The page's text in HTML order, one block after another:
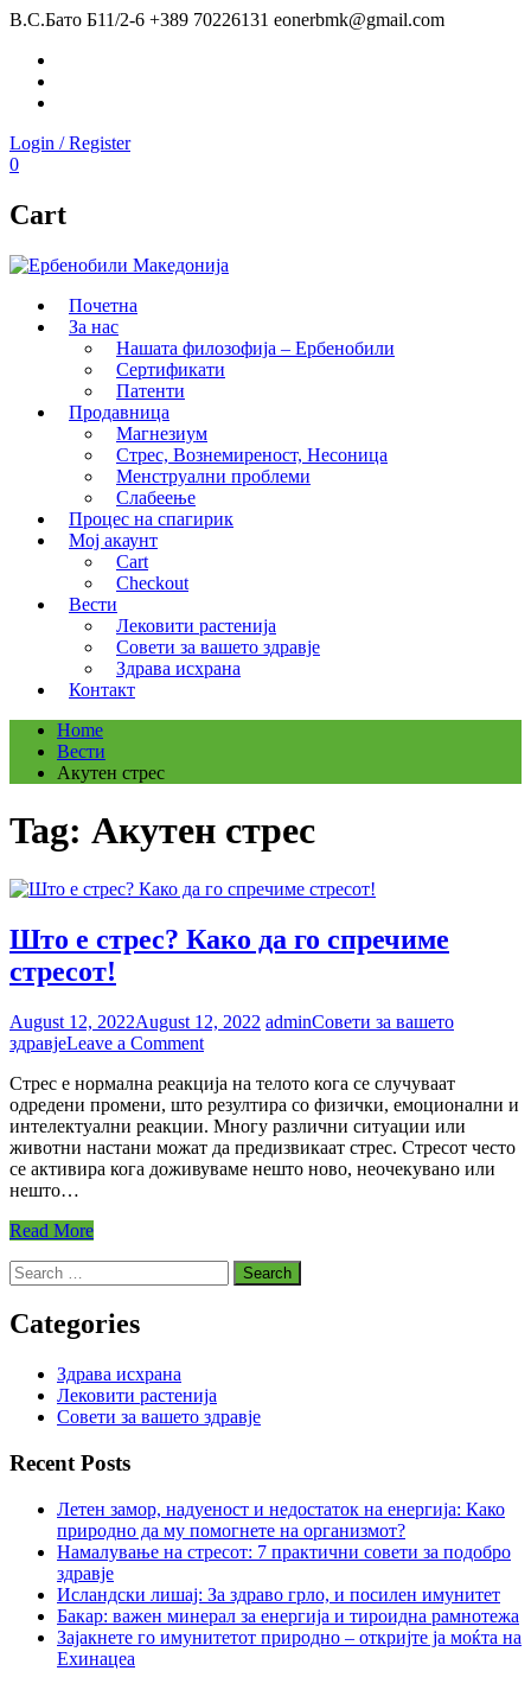
В.С.Бато Б11/2-6 +389 70226131 eonerbmk@gmail.com
Login / Register
0
Cart
Почетна
За нас
Нашата филозофија – Ербенобили
Сертификати
Патенти
Продавница
Магнезиум
Стрес, Вознемиреност, Несоница
Менструални проблеми
Слабеење
Процес на спагирик
Мој акаунт
Cart
Checkout
Вести
Лековити растенија
Совети за вашето здравје
Здрава исхрана
Контакт
Home
Вести
Акутен стрес
Tag: Акутен стрес
Што е стрес? Како да го спречиме
стресот!
August 12, 2022August 12, 2022 adminСовети за вашето
здравјеLeave a Commenton
е
стрес?
Како
да
го
Стрес е нормална реакција на телото кога се случуваат
одредени промени, што резултира со физички, емоционални и
интелектуални реакции. Многу различни ситуации или
животни настани можат да предизвикаат стрес. Стресот често
се активира кога доживуваме нешто ново, неочекувано или
нешто…
Read More
Search
for:
Categories
Здрава исхрана
Лековити растенија
Совети за вашето здравје
Recent Posts
Летен замор, надуеност и недостаток на енергија: Како
природно да му помогнете на организмот?
Намалување на стресот: 7 практични совети за подобро
здравје
Исландски лишај: За здраво грло, и посилен имунитет
Бакар: важен минерал за енергија и тироидна рамнотежа
Зајакнете го имунитетот природно – откријте ја моќта на
Ехинацеа